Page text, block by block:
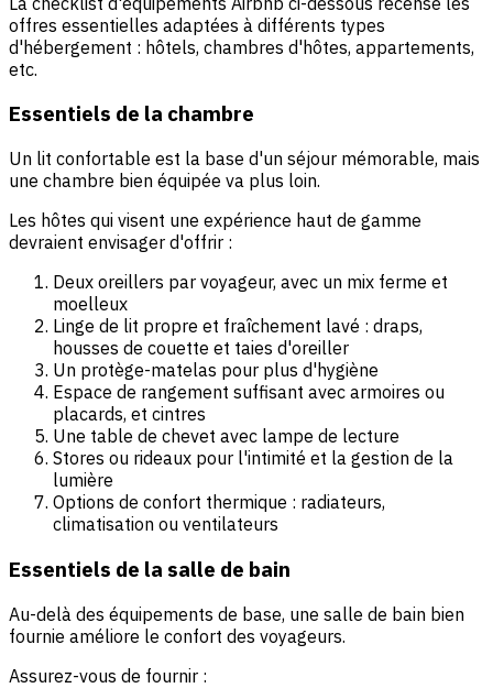
offres essentielles adaptées à différents types
d'hébergement : hôtels, chambres d'hôtes, appartements,
etc.
Essentiels de la chambre
Un lit confortable est la base d'un séjour mémorable, mais
une chambre bien équipée va plus loin.
Les hôtes qui visent une expérience haut de gamme
devraient envisager d'offrir :
Deux oreillers par voyageur, avec un mix ferme et
moelleux
Linge de lit propre et fraîchement lavé : draps,
housses de couette et taies d'oreiller
Un protège-matelas pour plus d'hygiène
Espace de rangement suffisant avec armoires ou
placards, et cintres
Une table de chevet avec lampe de lecture
Stores ou rideaux pour l'intimité et la gestion de la
lumière
Options de confort thermique : radiateurs,
climatisation ou ventilateurs
Essentiels de la salle de bain
Au-delà des équipements de base, une salle de bain bien
fournie améliore le confort des voyageurs.
Assurez-vous de fournir :